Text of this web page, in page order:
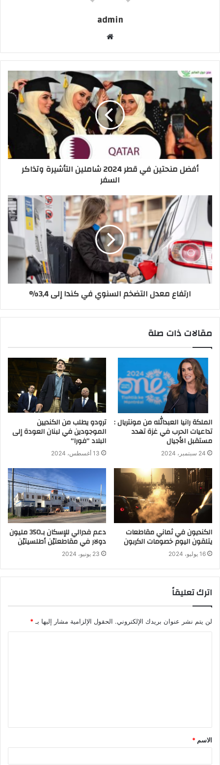
admin
أفضل منحتين في قطر 2024 شاملين التأشيرة وتذاكر
السفر
ارتفاع معدل التضخم السنوي في كندا إلى 3,4%
مقالات ذات صلة
الملكة رانيا العبدالله من مونتريال :
تداعيات الحرب في غزة تهدد
مستقبل الأجيال
24 سبتمبر، 2024
ترودو يطلب من الكنديين
الموجودين في لبنان العودة إلى
البلاد ’’فورا‘‘
13 أغسطس، 2024
الكنديون في ثماني مقاطعات
يتلقون اليوم خصومات الكربون
16 يوليو، 2024
دعم فدرالي للإسكان بـ350 مليون
دولار في مقاطعتيْن أطلسيتيْن
23 يونيو، 2024
اترك تعليقاً
لن يتم نشر عنوان بريدك الإلكتروني. الحقول الإلزامية مشار إليها بـ*
الاسم *